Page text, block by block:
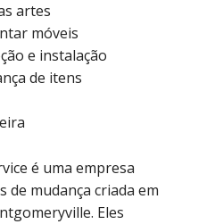
artes
móveis
e instalação
de itens
é uma empresa
de mudança criada em
Eles